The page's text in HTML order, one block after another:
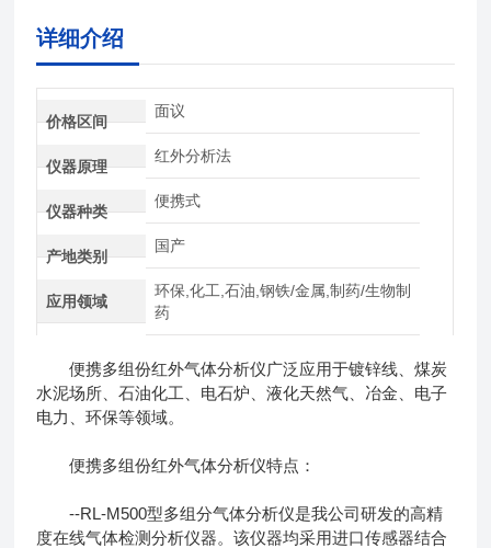
详细介绍
价格区间
面议
仪器原理
红外分析法
仪器种类
便携式
产地类别
国产
应用领域
环保,化工,石油,钢铁/金属,制药/生物制
药
便携多组份红外气体分析仪广泛应用于镀锌线、煤炭
水泥场所、石油化工、电石炉、液化天然气、冶金、电子
电力、环保等领域。
便携多组份红外气体分析仪特点：
--RL-M500型多组分气体分析仪是我公司研发的高精
度在线气体检测分析仪器。该仪器均采用进口传感器结合